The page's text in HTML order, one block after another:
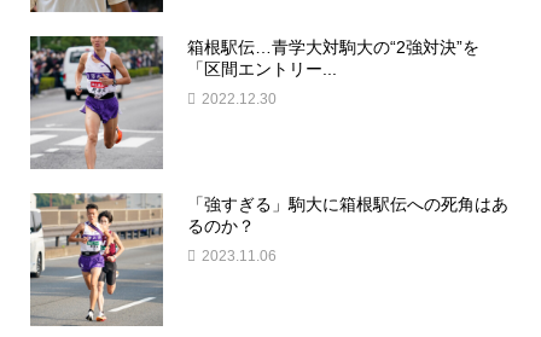
箱根駅伝…青学大対駒大の“2強対決”を
「区間エントリー...
2022.12.30
「強すぎる」駒大に箱根駅伝への死角はあ
るのか？
2023.11.06